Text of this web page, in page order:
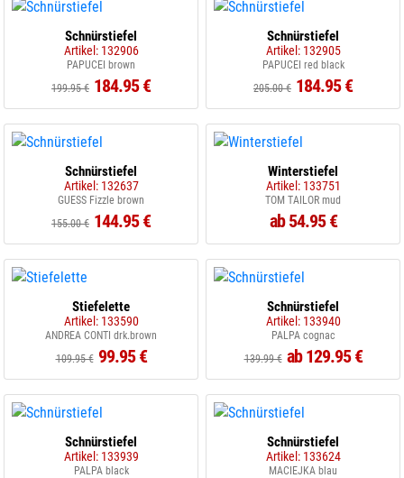
Schnürstiefel
Artikel: 132906
PAPUCEI brown
199.95 € 184.95 €
Schnürstiefel
Artikel: 132905
PAPUCEI red black
205.00 € 184.95 €
Schnürstiefel
Artikel: 132637
GUESS Fizzle brown
155.00 € 144.95 €
Winterstiefel
Artikel: 133751
TOM TAILOR mud
ab 54.95 €
Stiefelette
Artikel: 133590
ANDREA CONTI drk.brown
109.95 € 99.95 €
Schnürstiefel
Artikel: 133940
PALPA cognac
139.99 € ab 129.95 €
Schnürstiefel
Artikel: 133939
PALPA black
Schnürstiefel
Artikel: 133624
MACIEJKA blau